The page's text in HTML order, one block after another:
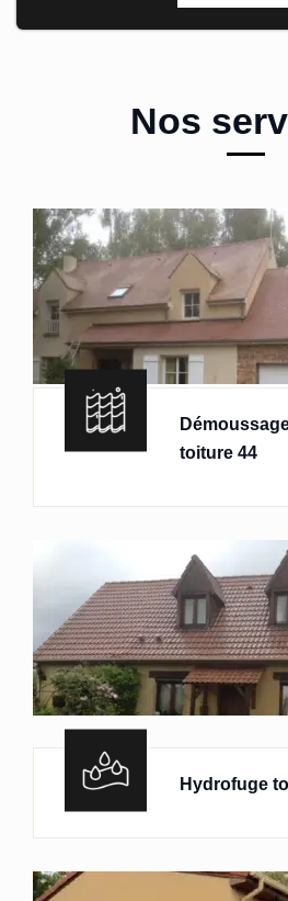
Nos
toiture 44
Hydrofuge